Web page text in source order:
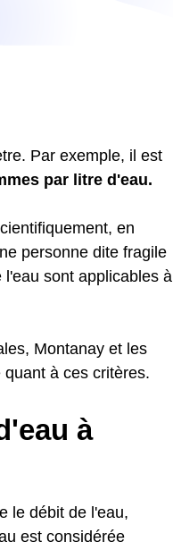
Par exemple, il est
par litre d'eau.
en
personne dite fragile
sont applicables à
Montanay et les
à ces critères.
à
le débit de l'eau,
est considérée